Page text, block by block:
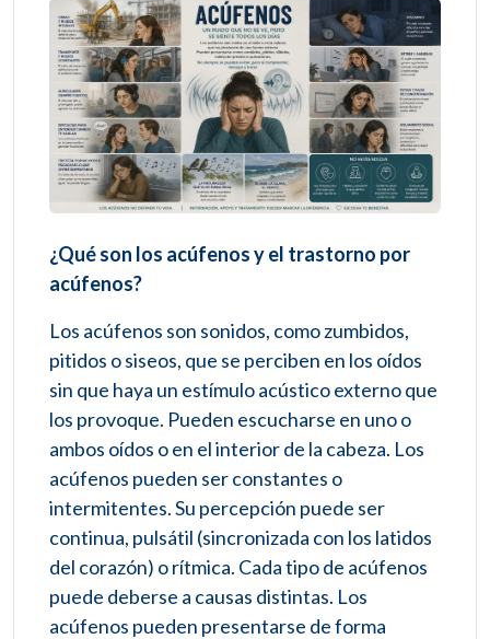
¿Qué son los acúfenos y el trastorno por
acúfenos?
Los acúfenos son sonidos, como zumbidos,
pitidos o siseos, que se perciben en los oídos
sin que haya un estímulo acústico externo que
los provoque. Pueden escucharse en uno o
ambos oídos o en el interior de la cabeza. Los
acúfenos pueden ser constantes o
intermitentes. Su percepción puede ser
continua, pulsátil (sincronizada con los latidos
del corazón) o rítmica. Cada tipo de acúfenos
puede deberse a causas distintas. Los
acúfenos pueden presentarse de forma